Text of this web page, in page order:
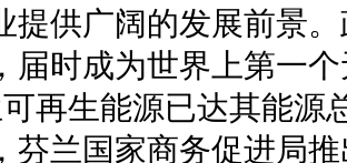
提供广阔的发展前景
届时成为世界上第一
再生能源已达其能源
芬兰国家商务促进局